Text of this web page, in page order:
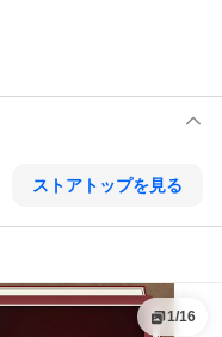
ストアトップを見る
1/16